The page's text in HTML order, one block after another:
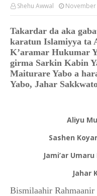
Shehu Awwal November
Takardar da aka
karatun Islamiyya ta
K’aramar Hukumar
girma Sarkin Kabin
Maiturare Yabo a
Yabo, Jahar
Aliyu
Sashen
Jami’ar
Jahar
Bismilaahir